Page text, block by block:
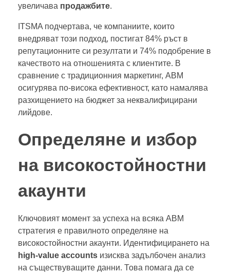
увеличава продажбите.
ITSMA подчертава, че компаниите, които
внедряват този подход, постигат 84% ръст в
репутационните си резултати и 74% подобрение в
качеството на отношенията с клиентите. В
сравнение с традиционния маркетинг, ABM
осигурява по-висока ефективност, като намалява
разхищението на бюджет за неквалифицирани
лийдове.
Определяне и избор
на високостойностни
акаунти
Ключовият момент за успеха на всяка ABM
стратегия е правилното определяне на
високостойностни акаунти. Идентифицирането на
high-value accounts изисква задълбочен анализ
на съществуващите данни. Това помага да се